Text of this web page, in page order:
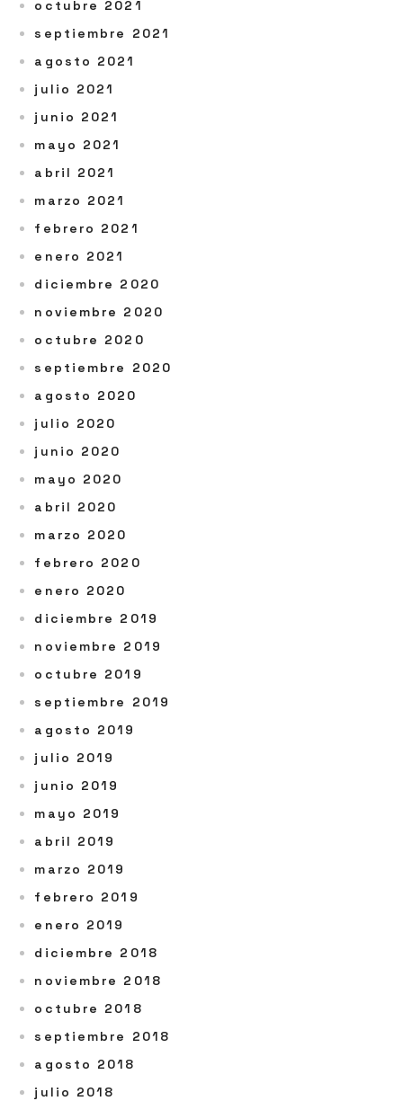
octubre 2021
septiembre 2021
agosto 2021
julio 2021
junio 2021
mayo 2021
abril 2021
marzo 2021
febrero 2021
enero 2021
diciembre 2020
noviembre 2020
octubre 2020
septiembre 2020
agosto 2020
julio 2020
junio 2020
mayo 2020
abril 2020
marzo 2020
febrero 2020
enero 2020
diciembre 2019
noviembre 2019
octubre 2019
septiembre 2019
agosto 2019
julio 2019
junio 2019
mayo 2019
abril 2019
marzo 2019
febrero 2019
enero 2019
diciembre 2018
noviembre 2018
octubre 2018
septiembre 2018
agosto 2018
julio 2018